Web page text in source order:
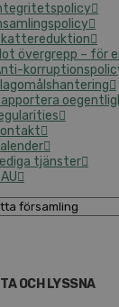
övergrepp – för
tjänster
OCH LYSSNA